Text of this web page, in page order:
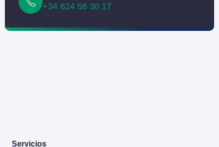
+34 624 58 30 17
Servicios